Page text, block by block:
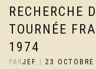
RECHERCHE
TOURNÉE
1974
PARJEF | 23